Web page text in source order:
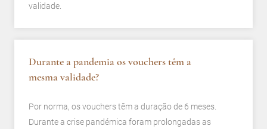
validade.
Durante a pandemia os vouchers têm a
mesma validade?
Por norma, os vouchers têm a duração de 6 meses.
Durante a crise pandémica foram prolongadas as